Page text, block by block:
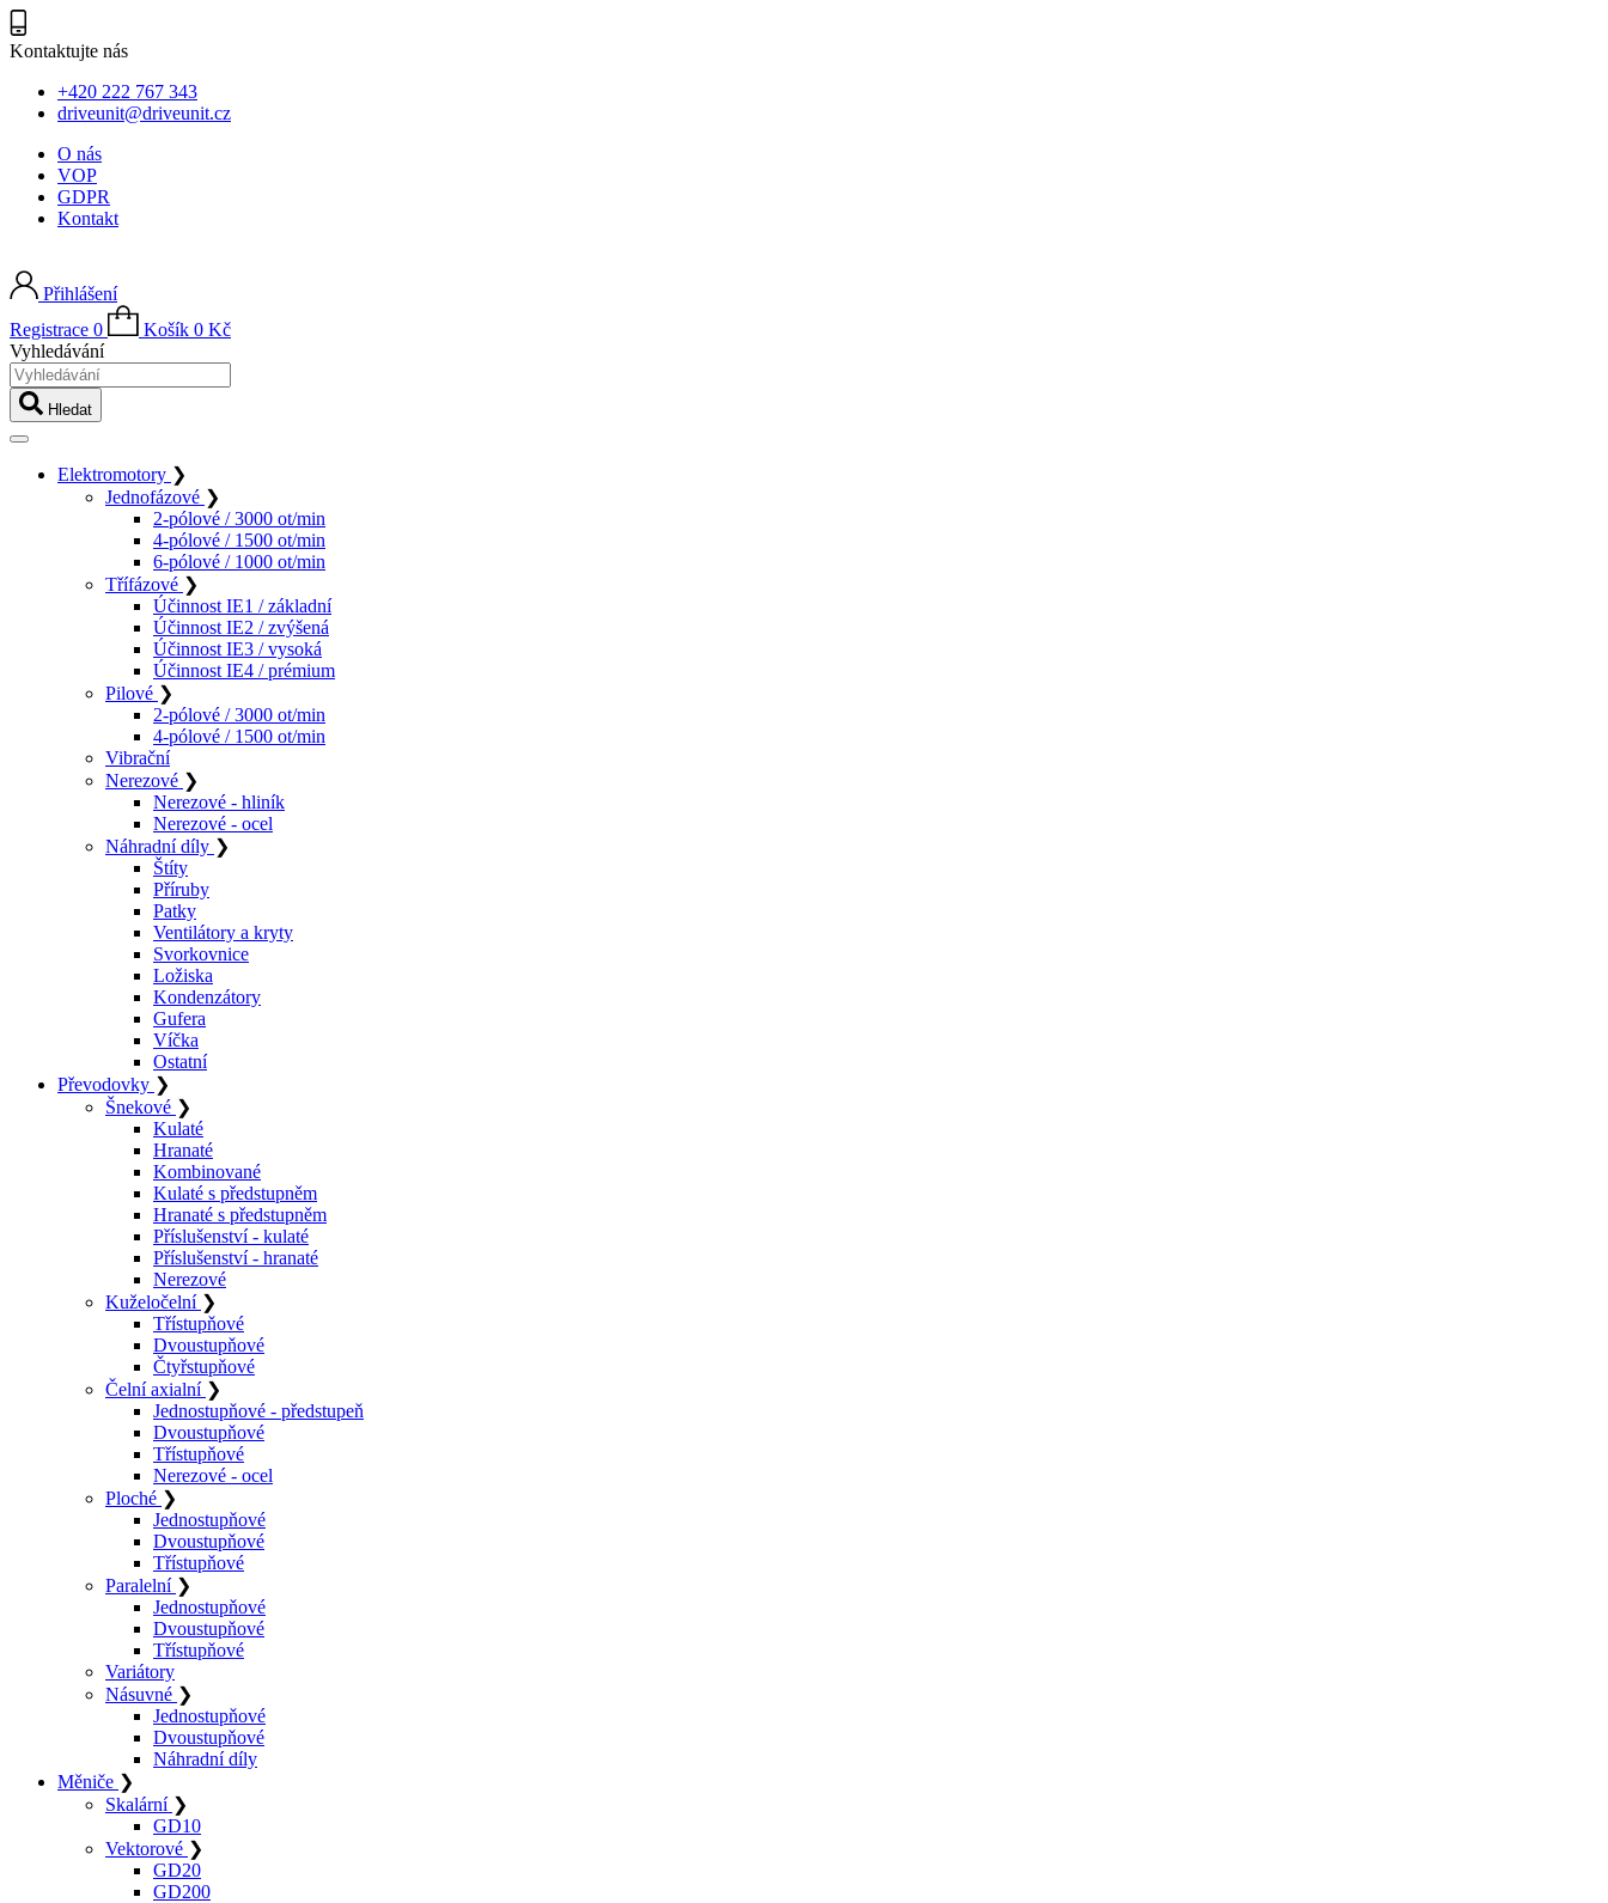
Kontaktujte nás
+420 222 767 343
driveunit@driveunit.cz
O nás
VOP
GDPR
Kontakt
Přihlášení
Registrace 0 Košík 0 Kč
Vyhledávání
Hledat
Elektromotory ❯
Jednofázové ❯
2-pólové / 3000 ot/min
4-pólové / 1500 ot/min
6-pólové / 1000 ot/min
Třífázové ❯
Účinnost IE1 / základní
Účinnost IE2 / zvýšená
Účinnost IE3 / vysoká
Účinnost IE4 / prémium
Pilové ❯
2-pólové / 3000 ot/min
4-pólové / 1500 ot/min
Vibrační
Nerezové ❯
Nerezové - hliník
Nerezové - ocel
Náhradní díly ❯
Štíty
Příruby
Patky
Ventilátory a kryty
Svorkovnice
Ložiska
Kondenzátory
Gufera
Víčka
Ostatní
Převodovky ❯
Šnekové ❯
Kulaté
Hranaté
Kombinované
Kulaté s předstupněm
Hranaté s předstupněm
Příslušenství - kulaté
Příslušenství - hranaté
Nerezové
Kuželočelní ❯
Třístupňové
Dvoustupňové
Čtyřstupňové
Čelní axialní ❯
Jednostupňové - předstupeň
Dvoustupňové
Třístupňové
Nerezové - ocel
Ploché ❯
Jednostupňové
Dvoustupňové
Třístupňové
Paralelní ❯
Jednostupňové
Dvoustupňové
Třístupňové
Variátory
Násuvné ❯
Jednostupňové
Dvoustupňové
Náhradní díly
Měniče ❯
Skalární ❯
GD10
Vektorové ❯
GD20
GD200